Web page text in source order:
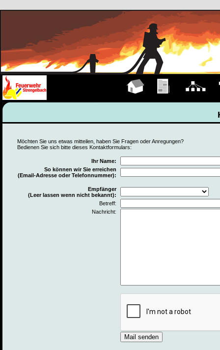
Möchten Sie uns etwas mitteilen, haben Sie Fragen oder Anregungen?
Bedienen Sie sich bitte dieses Kontaktformulars:
Ihr Name:
So können wir Sie erreichen
(Email-Adresse oder Telefonnummer):
Empfänger
(Leer lassen wenn nicht bekannt):
Betreff:
Nachricht: